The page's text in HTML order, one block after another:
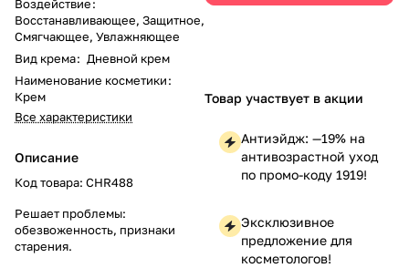
Воздействие:
Восстанавливающее, Защитное,
Смягчающее, Увлажняющее
Вид крема: Дневной крем
Наименование косметики:
Крем
Все характеристики
Описание
Код товара: CHR488
Решает проблемы:
обезвоженность, признаки
старения.
Товар участвует в акции
Антиэйдж: —19% на
антивозрастной уход
по промо-коду 1919!
Эксклюзивное
предложение для
косметологов!